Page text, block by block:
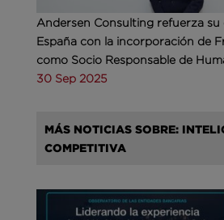
Andersen Consulting refuerza su
España con la incorporación de
como Socio Responsable de
30 Sep 2025
MÁS NOTICIAS SOBRE:
COMPETITIVA